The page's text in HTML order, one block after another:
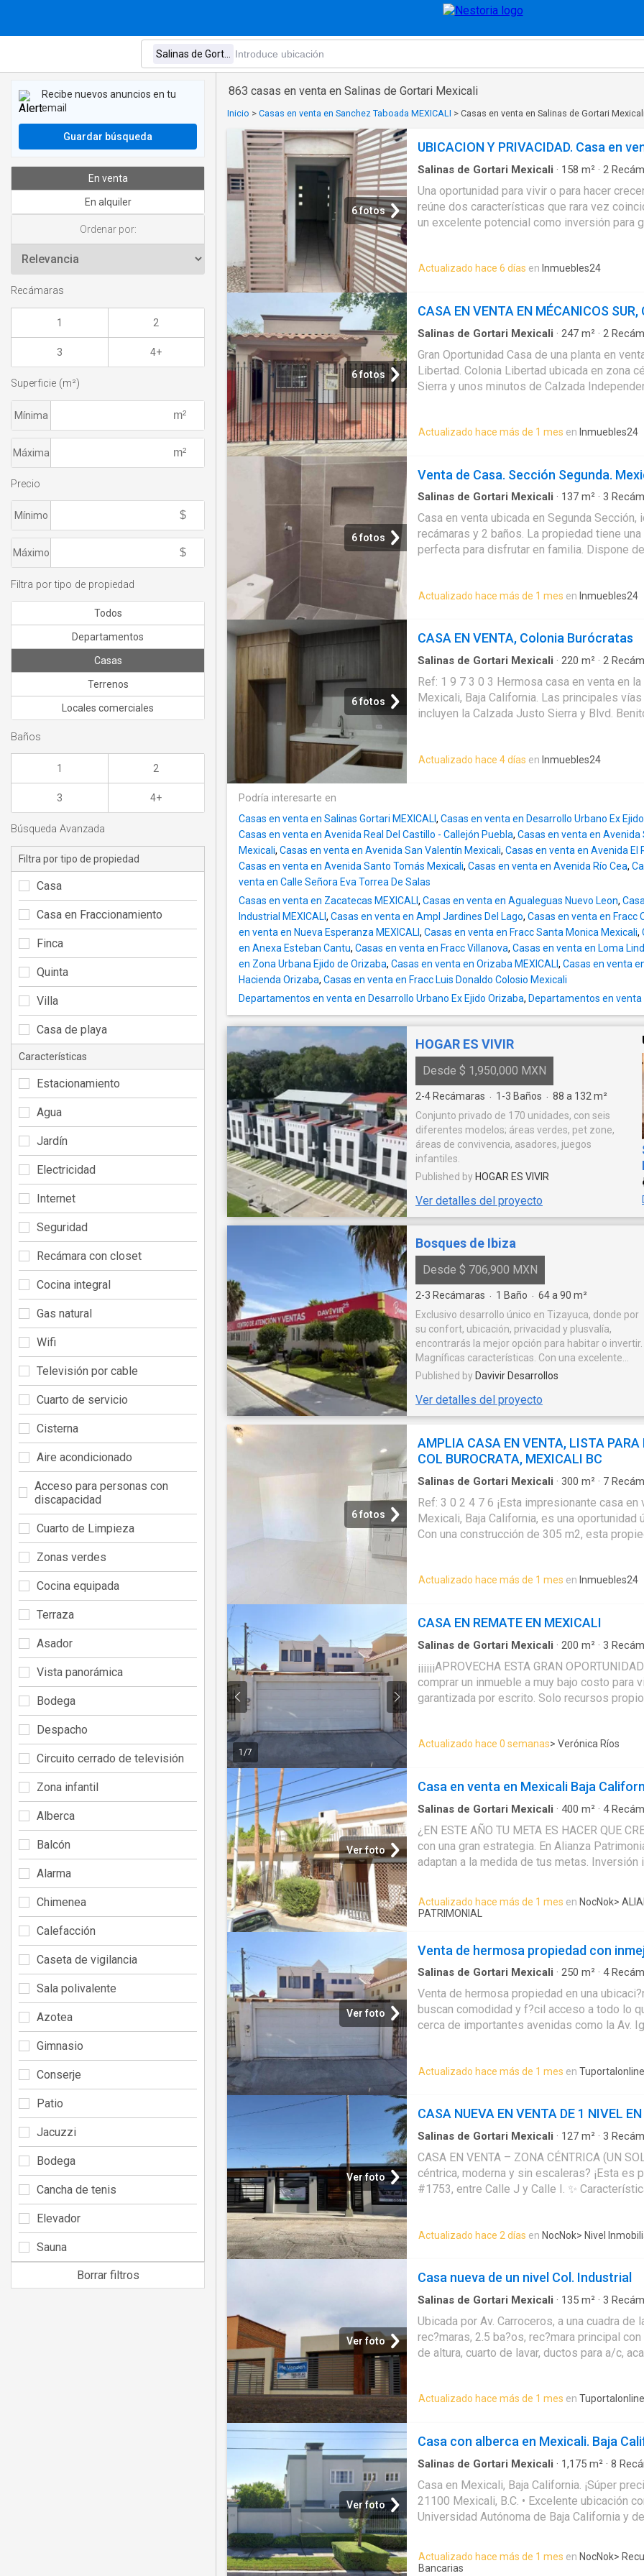
863 casas en venta en Salinas de Gortari Mexicali
Inicio > Casas en venta en Sanchez Taboada MEXICALI > Casas en venta en Salinas de Gortari Mexicali
6 fotos
UBICACION Y PRIVACIDAD. Casa en
Salinas de Gortari Mexicali · 158 m² · 2
Una oportunidad para vivir o para hacer
reúne dos características que rara vez
un excelente potencial como inversión para
que hoy buscan tanto las familias como los
opción muy atractiva dentro del mercado de
principales 158.65 m² de terreno 87.81 m²
y bien distribuidos Cocina Aire
concreto Bardas y rejas perimetrales Patio
crear una terraza o desarrollar un área
remodelada y en excelentes condiciones,
propietarios sin necesidad de realizar
representa una excelente oportunidad de
Actualizado hace 6 días en Inmuebles24
6 fotos
CASA EN VENTA EN MÉCANICOS SUR,
Salinas de Gortari Mexicali · 247 m² · 2
Gran Oportunidad Casa de una planta en
Libertad. Colonia Libertad ubicada en zona
Sierra y unos minutos de Calzada
de esparcimiento y entretenimiento en el
de 100m2. La propiedad es de una planta y
trasero, al igual que una chochera para 3
Incluye 1 minisplit en sala de 2 toneladas,
tonelada para cada habitación y boiler
infonavit
Actualizado hace más de 1 mes en Inmuebles24
6 fotos
Venta de Casa. Sección Segunda.
Salinas de Gortari Mexicali · 137 m² · 3
Casa en venta ubicada en Segunda Sección,
recámaras y 2 baños. La propiedad tiene
perfecta para disfrutar en familia. Dispone
casa ofrece 1 estacionamiento y área de
agua y luz están garantizados, además de
acceso a vialidades principales,
excelente opción para vivir cómodamente
Actualizado hace más de 1 mes en Inmuebles24
6 fotos
CASA EN VENTA, Colonia Burócratas
Salinas de Gortari Mexicali · 220 m² · 2
Terraza
Ref: 1 9 7 3 0 3 Hermosa casa en venta en
Mexicali, Baja California. Las principales
incluyen la Calzada Justo Sierra y Blvd.
casa en una de las zonas más céntricas y
propiedad cuenta con 2 recamaras amplias,
eléctricas que brindan comodidad y
closets integrados en las recamaras. La
alarma para mayor tranquilidad, muebles de
Además, es pet friendly, ideal para quienes
alrededores de esta prop
Actualizado hace 4 días en Inmuebles24
Podría interesarte en
Casas en venta en Salinas Gortari MEXICALI , Casas en venta en Desarrollo Urbano Ex
Casas en venta en Avenida Real Del Castillo - Callejón Puebla, Casas en venta en Avenida
Mexicali, Casas en venta en Avenida San Valentín Mexicali, Casas en venta en Avenida El
Casas en venta en Avenida Santo Tomás Mexicali, Casas en venta en Avenida Río Cea,
venta en Calle Señora Eva Torrea De Salas
Casas en venta en Zacatecas MEXICALI , Casas en venta en Agualeguas Nuevo Leon,
Industrial MEXICALI , Casas en venta en Ampl Jardines Del Lago, Casas en venta en Fracc
en venta en Nueva Esperanza MEXICALI , Casas en venta en Fracc Santa Monica Mexicali,
en Anexa Esteban Cantu, Casas en venta en Fracc Villanova, Casas en venta en Loma
en Zona Urbana Ejido de Orizaba, Casas en venta en Orizaba MEXICALI , Casas en venta
Hacienda Orizaba, Casas en venta en Fracc Luis Donaldo Colosio Mexicali
Departamentos en venta en Desarrollo Urbano Ex Ejido Orizaba, Departamentos en venta
HOGAR ES VIVIR
Desde $ 1,950,000 MXN
2-4 Recámaras · 1-3 Baños · 88 a 132 m²
Conjunto privado de 170 unidades, con seis
diferentes modelos; áreas verdes, pet zone,
áreas de convivencia, asadores, juegos
infantiles.
Published by HOGAR ES VIVIR
Ver detalles del proyecto
Bosques de Ibiza
Desde $ 706,900 MXN
2-3 Recámaras · 1 Baño · 64 a 90 m²
Exclusivo desarrollo único en Tizayuca, donde por
su confort, ubicación, privacidad y plusvalía,
encontrarás la mejor opción para habitar o invertir.
Magníficas características. Con una excelente
ubicación, los mejores acabados, el más completo
Bosques de Ibiza está diseñado para cubrir todas
tus necesidades. La mejor ubicación Los mejores
Amenidades: • Acceso controlado • Áreas
deportivas • Áreas verdes • Calles con pórtico •
controlado • Fácil acceso • Jardín de niños • Zona
comercial • Pet Friendly • Vigilancia las 24 hrs
Published by Davivir Desarrollos
Ver detalles del proyecto
6 fotos
AMPLIA CASA EN VENTA, LISTA PARA
COL BUROCRATA, MEXICALI BC
Salinas de Gortari Mexicali · 300 m² · 7
Ref: 3 0 2 4 7 6 ¡Esta impresionante casa en
Mexicali, Baja California, es una oportunidad
Con una construcción de 305 m2, esta
comodidad. Además, su uso de suelo
seguridad que todos buscamos en nuestro
más exclusivas de Mexicali, esta casa se
de tu entorno. A pocos minutos podrás
Cachanilla, ideal para hacer tus compras y
restaurantes y entretenimiento. En cuanto a
con fácil conexión a las principales vías de
L Montejano, Calzada Independencia,
desplazarte de
Actualizado hace más de 1 mes en Inmuebles24
1 /7
CASA EN REMATE EN MEXICALI
Salinas de Gortari Mexicali · 200 m² · 3
¡¡¡¡¡¡APROVECHA ESTA GRAN OPORTUNIDAD!!!!!! Excelente
comprar un inmueble a muy bajo costo para vivir o
garantizada por escrito. Solo recursos propios. Entrega física estipulada en el
Actualizado hace 0 semanas> Verónica Ríos
Ver foto
Casa en venta en Mexicali Baja
Salinas de Gortari Mexicali · 400 m² · 4
¿EN ESTE AÑO TU META ES HACER QUE
con una gran estrategia. En Alianza
adaptan a la medida de tus metas. Inversión
tangibles y de GRAN VALOR. Gran ventaja
para maximizar tu rendimiento económico.
operación estructurada en dos
procesos más cortos, con asesoría jurídica
tiempo. *LA OPORTUNIDAD DE INVERSIÓN
Agenda una cita para mayor información
Llamadas y WhatsApp
Actualizado hace más de 1 mes en NocNok>
PATRIMONIAL
Ver foto
Venta de hermosa propiedad con
Salinas de Gortari Mexicali · 250 m² · 4
Venta de hermosa propiedad en una
buscan comodidad y f?cil acceso a todo lo
cerca de importantes avenidas como la Av.
acceso al resto de la ciudad. A minutos de
Cachanilla y Plaza Sendero, y rodeada de
y centros deportivos, lo que hace de esta
disfrutar de una calidad de vida
esperando!*Entrega garantizada en 180
segura*Pago Ante Notario para tu
Recuperaci?n Bancaria.Todo lo que
nosotros:Confianza, Seguridad, Tranqu
Actualizado hace más de 1 mes en Tuportalonline
Ver foto
CASA NUEVA EN VENTA DE 1 NIVEL
Salinas de Gortari Mexicali · 127 m² · 3
CASA EN VENTA – ZONA CÉNTRICA (UN
céntrica, moderna y sin escaleras? ¡Esta es
#1753, entre Calle J y Calle I. ✨
Cuarto de lavar amplio * Cochera para 2
buscan comodidad y funcionalidad
acabados Contáctame para más información
Actualizado hace 2 días en NocNok> Nivel
Ver foto
Casa nueva de un nivel Col. Industrial
Salinas de Gortari Mexicali · 135 m² · 3
Ubicada por Av. Carroceros, a una cuadra de
rec?maras, 2.5 ba?os, rec?mara principal
de altura, cuarto de lavar, ductos para a/c,
blanco, puertas de madera en toda la casa,
y con cerco frontal. Se aceptan todo tipo de
con uno te ayudamos a tramitarlo sin
BX9483.Publicado por Mexicali a traves de
Actualizado hace más de 1 mes en Tuportalonline
Ver foto
Casa con alberca en Mexicali. Baja
Salinas de Gortari Mexicali · 1,175 m² · 8
Casa en Mexicali, Baja California. ¡Súper
21100 Mexicali, B.C. • Excelente ubicación
Universidad Autónoma de Baja California y
escuelas, iglesias, hospitales, parques y
Gral. Ignacio Zaragoza como vías
Actualizado hace más de 1 mes en NocNok>
Bancarias
Recibe nuevos anuncios en tu
email
Guardar búsqueda
En venta
En alquiler
Ordenar por:
Recámaras
1 2
3 4+
Superficie (m²)
Mínima
Máxima
Precio
Mínimo
Máximo
Filtra por tipo de propiedad
Todos
Departamentos
Casas
Terrenos
Locales comerciales
Baños
1 2
3 4+
Búsqueda Avanzada
Filtra por tipo de propiedad
Casa
Casa en Fraccionamiento
Finca
Quinta
Villa
Casa de playa
Características
Estacionamiento
Agua
Jardín
Electricidad
Internet
Seguridad
Recámara con closet
Cocina integral
Gas natural
Wifi
Televisión por cable
Cuarto de servicio
Cisterna
Aire acondicionado
Acceso para personas con
discapacidad
Cuarto de Limpieza
Zonas verdes
Cocina equipada
Terraza
Asador
Vista panorámica
Bodega
Despacho
Circuito cerrado de televisión
Zona infantil
Alberca
Balcón
Alarma
Chimenea
Calefacción
Caseta de vigilancia
Sala polivalente
Azotea
Gimnasio
Conserje
Patio
Jacuzzi
Bodega
Cancha de tenis
Elevador
Sauna
Borrar filtros